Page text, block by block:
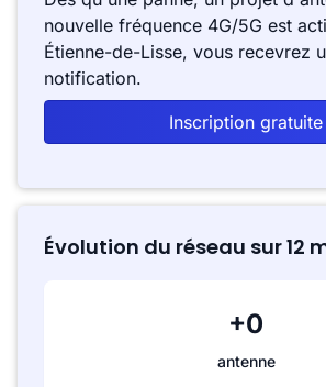
nouvelle fréquence 4G/5G est
Étienne-de-Lisse, vous recevrez
notification.
Inscription gratuite
Évolution du réseau sur 12
+0
antenne